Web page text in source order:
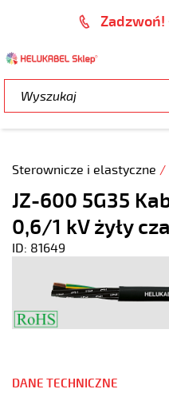
Zadzwoń!
Sterownicze i elastyczne /
JZ-600 5G35
0,6/1 kV żyły
ID: 81649
DANE TECHNICZNE